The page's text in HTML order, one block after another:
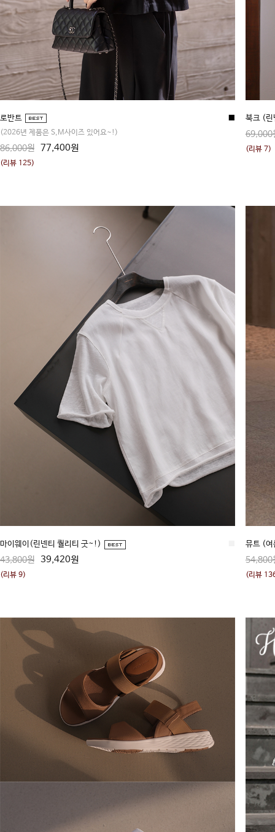
로반트
(2026년 제품은 S,M사이즈 있어요~!)
86,000원 77,400원
■
(리뷰 125)
북크 (
69,000
(리뷰 7)
마이웨이(린넨티 퀄리티 굿~!)
43,800원 39,420원
(리뷰 9)
뮤트 (
54,800
(리뷰